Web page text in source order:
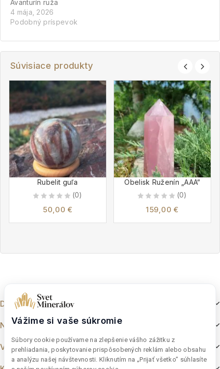
Avanturín ruža
4 mája, 2026
Podobný príspevok
Súvisiace produkty
Rubelit guľa
(0)
50,00 €
Obelisk Ruženín „AAA“
(0)
159,00 €
Dokumenty
Nakupovanie
Výber z e-shopu
Vážime si vaše súkromie
Súbory cookie používame na zlepšenie vášho zážitku z
prehliadania, poskytovanie prispôsobených reklám alebo obsahu
a analýzu našej návštevnosti. Kliknutím na „Prijať všetko” súhlasíte